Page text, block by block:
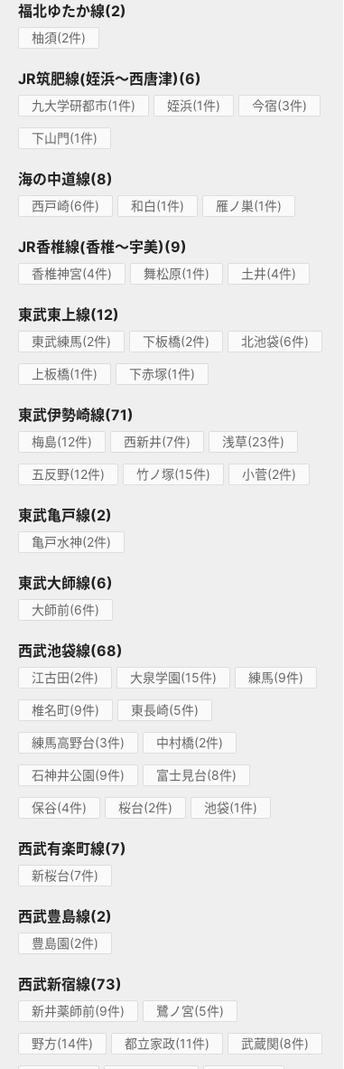
福北ゆたか線(2)
柚須(2件)
JR筑肥線(姪浜～西唐津)(6)
九大学研都市(1件) 姪浜(1件) 今宿(3件)
下山門(1件)
海の中道線(8)
西戸崎(6件) 和白(1件) 雁ノ巣(1件)
JR香椎線(香椎～宇美)(9)
香椎神宮(4件) 舞松原(1件) 土井(4件)
東武東上線(12)
東武練馬(2件) 下板橋(2件) 北池袋(6件)
上板橋(1件) 下赤塚(1件)
東武伊勢崎線(71)
梅島(12件) 西新井(7件) 浅草(23件)
五反野(12件) 竹ノ塚(15件) 小菅(2件)
東武亀戸線(2)
亀戸水神(2件)
東武大師線(6)
大師前(6件)
西武池袋線(68)
江古田(2件) 大泉学園(15件) 練馬(9件)
椎名町(9件) 東長崎(5件)
練馬高野台(3件) 中村橋(2件)
石神井公園(9件) 富士見台(8件)
保谷(4件) 桜台(2件) 池袋(1件)
西武有楽町線(7)
新桜台(7件)
西武豊島線(2)
豊島園(2件)
西武新宿線(73)
新井薬師前(9件) 鷺ノ宮(5件)
野方(14件) 都立家政(11件) 武蔵関(8件)